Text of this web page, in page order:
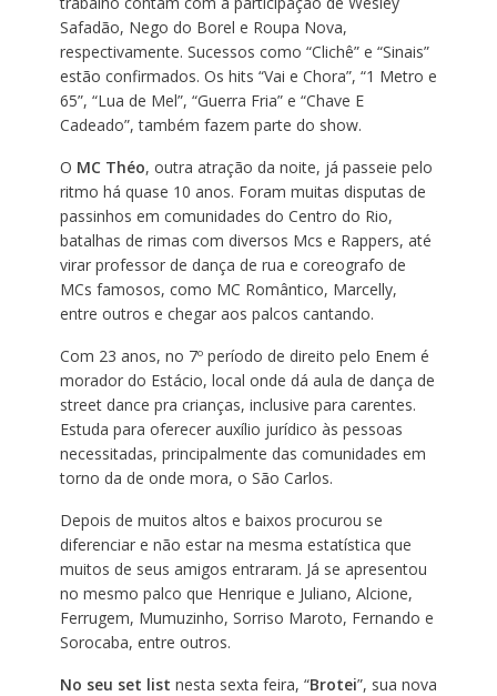
Safadão, Nego do Borel e Roupa Nova,
respectivamente. Sucessos como “Clichê” e “Sinais”
estão confirmados. Os hits “Vai e Chora”, “1 Metro e
65”, “Lua de Mel”, “Guerra Fria” e “Chave E
Cadeado”, também fazem parte do show.
O MC Théo, outra atração da noite, já passeie pelo
ritmo há quase 10 anos. Foram muitas disputas de
passinhos em comunidades do Centro do Rio,
batalhas de rimas com diversos Mcs e Rappers, até
virar professor de dança de rua e coreografo de
MCs famosos, como MC Romântico, Marcelly,
entre outros e chegar aos palcos cantando.
Com 23 anos, no 7º período de direito pelo Enem é
morador do Estácio, local onde dá aula de dança de
street dance pra crianças, inclusive para carentes.
Estuda para oferecer auxílio jurídico às pessoas
necessitadas, principalmente das comunidades em
torno da de onde mora, o São Carlos.
Depois de muitos altos e baixos procurou se
diferenciar e não estar na mesma estatística que
muitos de seus amigos entraram. Já se apresentou
no mesmo palco que Henrique e Juliano, Alcione,
Ferrugem, Mumuzinho, Sorriso Maroto, Fernando e
Sorocaba, entre outros.
No seu set list nesta sexta feira, “Brotei”, sua nova